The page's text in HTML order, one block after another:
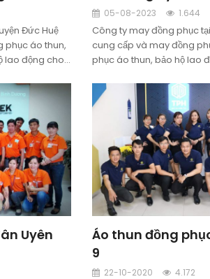
Đức Huệ
phục áo thun,
lao động cho
lượng. Liên
phí.
05-08-2023 1.644
Công ty may đồng phục
cung cấp và may đồng
phục áo thun, bảo hộ lao
Dương. Đảm bảo chất
Uyên
Áo thun đồng
9
22-10-2020 4.172